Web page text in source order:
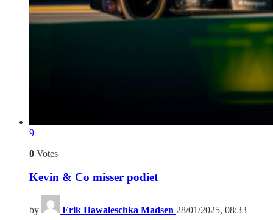
9
0 Votes
Kevin & Co misser podiet
by Erik Hawaleschka Madsen 28/01/2025, 08:33